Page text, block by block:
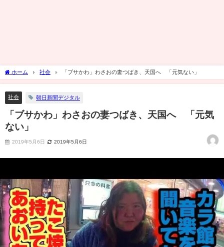
ホーム 社会 「ブサかわ」わさおの妻つばき、天国へ 「元気ない」
社会 朝日新聞デジタル
「ブサかわ」わさおの妻つばき、天国へ 「元気
ない」
2019年5月6日 2019年5月6日